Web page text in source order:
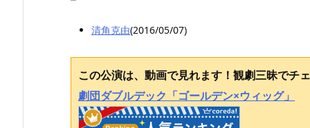
清角克由(2016/05/07)
この公演は、動画で見れます！観劇三昧でチ
劇団ダブルデック「ゴールデン×ウィッグ」